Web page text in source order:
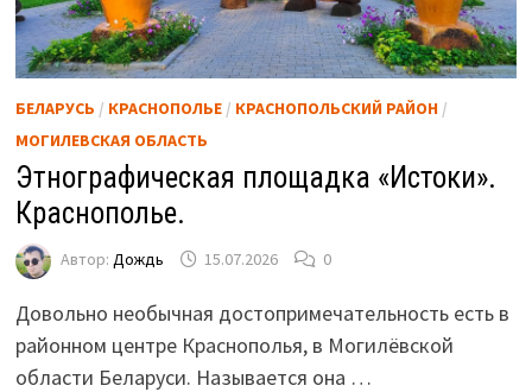
БЕЛАРУСЬ / КРАСНОПОЛЬЕ/ КРАСНОПОЛЬСКИЙ РАЙОН/
МОГИЛЕВСКАЯ ОБЛАСТЬ
Этнографическая площадка «Истоки».
Краснополье.
Автор: Дождь 15.07.2026 0
Довольно необычная достопримечательность есть в
районном центре Краснополья, в Могилёвской
области Беларуси. Называется она …